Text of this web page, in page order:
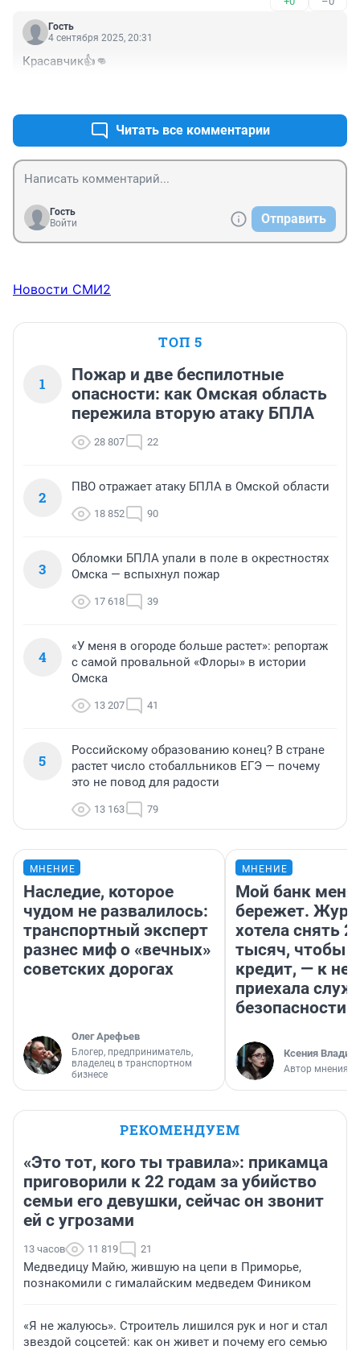
Гость
4 сентября 2025, 20:31
Красавчик👍👊
Читать все комментарии
Гость
Войти
Отправить
Новости СМИ2
ТОП 5
1
Пожар и две беспилотные
опасности: как Омская область
пережила вторую атаку БПЛА
28 807 22
2
ПВО отражает атаку БПЛА в Омской области
18 852 90
3
Обломки БПЛА упали в поле в окрестностях
Омска — вспыхнул пожар
17 618 39
4
«У меня в огороде больше растет»: репортаж
с самой провальной «Флоры» в истории
Омска
13 207 41
5
Российскому образованию конец? В стране
растет число стобалльников ЕГЭ — почему
это не повод для радости
13 163 79
МНЕНИЕ
Наследие, которое
чудом не развалилось:
транспортный эксперт
разнес миф о «вечных»
советских дорогах
Олег Арефьев
Блогер, предприниматель,
владелец в транспортном
бизнесе
МНЕНИЕ
Мой банк меня
бережет.
хотела снять
тысяч, чтобы
кредит, — к
приехала
безопасности
Ксения
Автор мнения
РЕКОМЕНДУЕМ
«Это тот, кого ты травила»: прикамца
приговорили к 22 годам за убийство
семьи его девушки, сейчас он звонит
ей с угрозами
13 часов 11 819 21
Медведицу Майю, жившую на цепи в Приморье,
познакомили с гималайским медведем Фиником
«Я не жалуюсь». Строитель лишился рук и ног и стал
звездой соцсетей: как он живет и почему его семью